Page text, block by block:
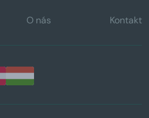
O nás Kontakt